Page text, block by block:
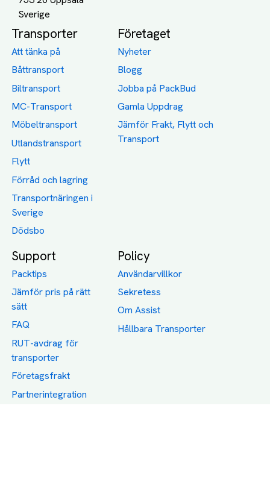
Transporter
Att tänka på
Båttransport
Biltransport
MC-Transport
Möbeltransport
Utlandstransport
Flytt
Förråd och lagring
Transportnäringen i
Sverige
Dödsbo
Företaget
Nyheter
Blogg
Jobba på PackBud
Gamla Uppdrag
Jämför Frakt, Flytt och
Transport
Support
Packtips
Jämför pris på rätt
sätt
FAQ
RUT-avdrag för
transporter
Företagsfrakt
Partnerintegration
Policy
Användarvillkor
Sekretess
Om Assist
Hållbara Transporter